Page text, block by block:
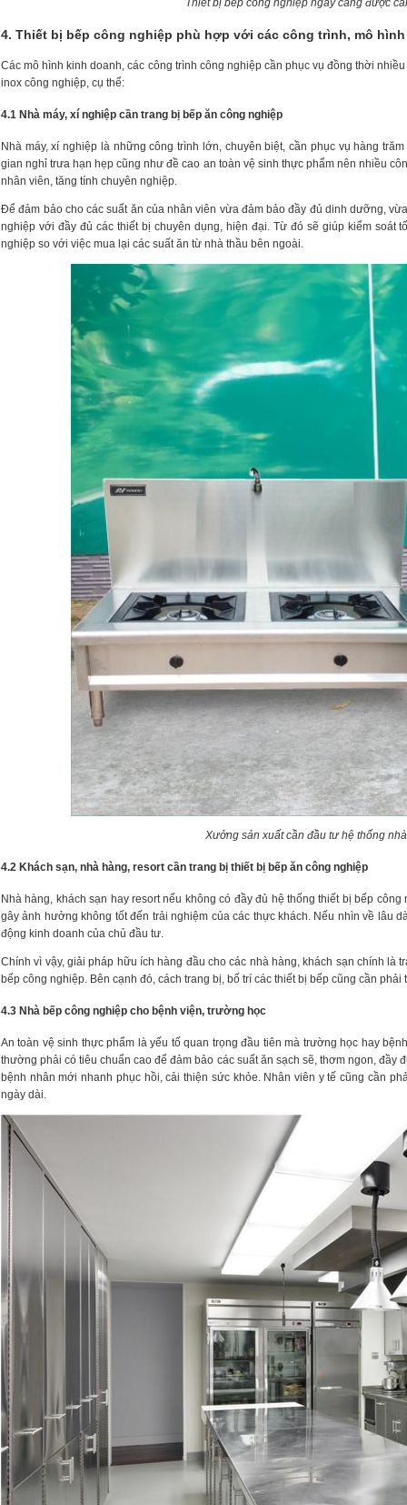
Thiết bị bếp công nghiệp ngày càng được
4. Thiết bị bếp công nghiệp phù hợp với các công trình, mô
Các mô hình kinh doanh, các công trình công nghiệp cần phục vụ đồng thời
inox công nghiệp, cụ thể:
4.1 Nhà máy, xí nghiệp cần trang bị bếp ăn công nghiệp
Nhà máy, xí nghiệp là những công trình lớn, chuyên biệt, cần phục vụ hàng
gian nghỉ trưa hạn hẹp cũng như đề cao an toàn vệ sinh thực phẩm nên nhiều
nhân viên, tăng tính chuyên nghiệp.
Để đảm bảo cho các suất ăn của nhân viên vừa đảm bảo đầy đủ dinh dưỡng,
nghiệp với đầy đủ các thiết bị chuyên dụng, hiện đại. Từ đó sẽ giúp kiểm soát
nghiệp so với việc mua lại các suất ăn từ nhà thầu bên ngoài.
Xưởng sản xuất cần đầu tư hệ thống
4.2 Khách sạn, nhà hàng, resort cần trang bị thiết bị bếp ăn công nghiệp
Nhà hàng, khách sạn hay resort nếu không có đầy đủ hệ thống thiết bị bếp
gây ảnh hưởng không tốt đến trải nghiệm của các thực khách. Nếu nhìn về lâu
động kinh doanh của chủ đầu tư.
Chính vì vậy, giải pháp hữu ích hàng đầu cho các nhà hàng, khách sạn chính
bếp công nghiệp. Bên cạnh đó, cách trang bị, bố trí các thiết bị bếp cũng cần
4.3 Nhà bếp công nghiệp cho bệnh viện, trường học
An toàn vệ sinh thực phẩm là yếu tố quan trọng đầu tiên mà trường học hay
thường phải có tiêu chuẩn cao để đảm bảo các suất ăn sạch sẽ, thơm ngon,
bệnh nhân mới nhanh phục hồi, cải thiện sức khỏe. Nhân viên y tế cũng cần
ngày dài.